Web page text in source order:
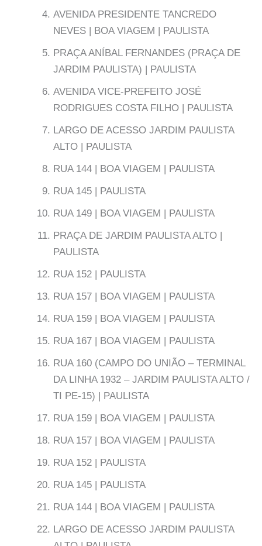
AVENIDA PRESIDENTE TANCREDO
NEVES | BOA VIAGEM | PAULISTA
PRAÇA ANÍBAL FERNANDES (PRAÇA DE
JARDIM PAULISTA) | PAULISTA
AVENIDA VICE-PREFEITO JOSÉ
RODRIGUES COSTA FILHO | PAULISTA
LARGO DE ACESSO JARDIM PAULISTA
ALTO | PAULISTA
RUA 144 | BOA VIAGEM | PAULISTA
RUA 145 | PAULISTA
RUA 149 | BOA VIAGEM | PAULISTA
PRAÇA DE JARDIM PAULISTA ALTO |
PAULISTA
RUA 152 | PAULISTA
RUA 157 | BOA VIAGEM | PAULISTA
RUA 159 | BOA VIAGEM | PAULISTA
RUA 167 | BOA VIAGEM | PAULISTA
RUA 160 (CAMPO DO UNIÃO – TERMINAL
DA LINHA 1932 – JARDIM PAULISTA ALTO /
TI PE-15) | PAULISTA
RUA 159 | BOA VIAGEM | PAULISTA
RUA 157 | BOA VIAGEM | PAULISTA
RUA 152 | PAULISTA
RUA 145 | PAULISTA
RUA 144 | BOA VIAGEM | PAULISTA
LARGO DE ACESSO JARDIM PAULISTA